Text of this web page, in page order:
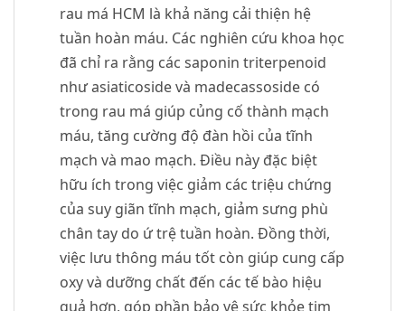
rau má HCM là khả năng cải thiện hệ
tuần hoàn máu. Các nghiên cứu khoa học
đã chỉ ra rằng các saponin triterpenoid
như asiaticoside và madecassoside có
trong rau má giúp củng cố thành mạch
máu, tăng cường độ đàn hồi của tĩnh
mạch và mao mạch. Điều này đặc biệt
hữu ích trong việc giảm các triệu chứng
của suy giãn tĩnh mạch, giảm sưng phù
chân tay do ứ trệ tuần hoàn. Đồng thời,
việc lưu thông máu tốt còn giúp cung cấp
oxy và dưỡng chất đến các tế bào hiệu
quả hơn, góp phần bảo vệ sức khỏe tim